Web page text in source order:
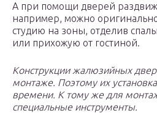
А при помощи дверей
например, можно
студию на зоны, отделив
или прихожую от гостиной.
Конструкции жалюзийных
монтаже. Поэтому их
времени. К тому же для
специальные инструменты.